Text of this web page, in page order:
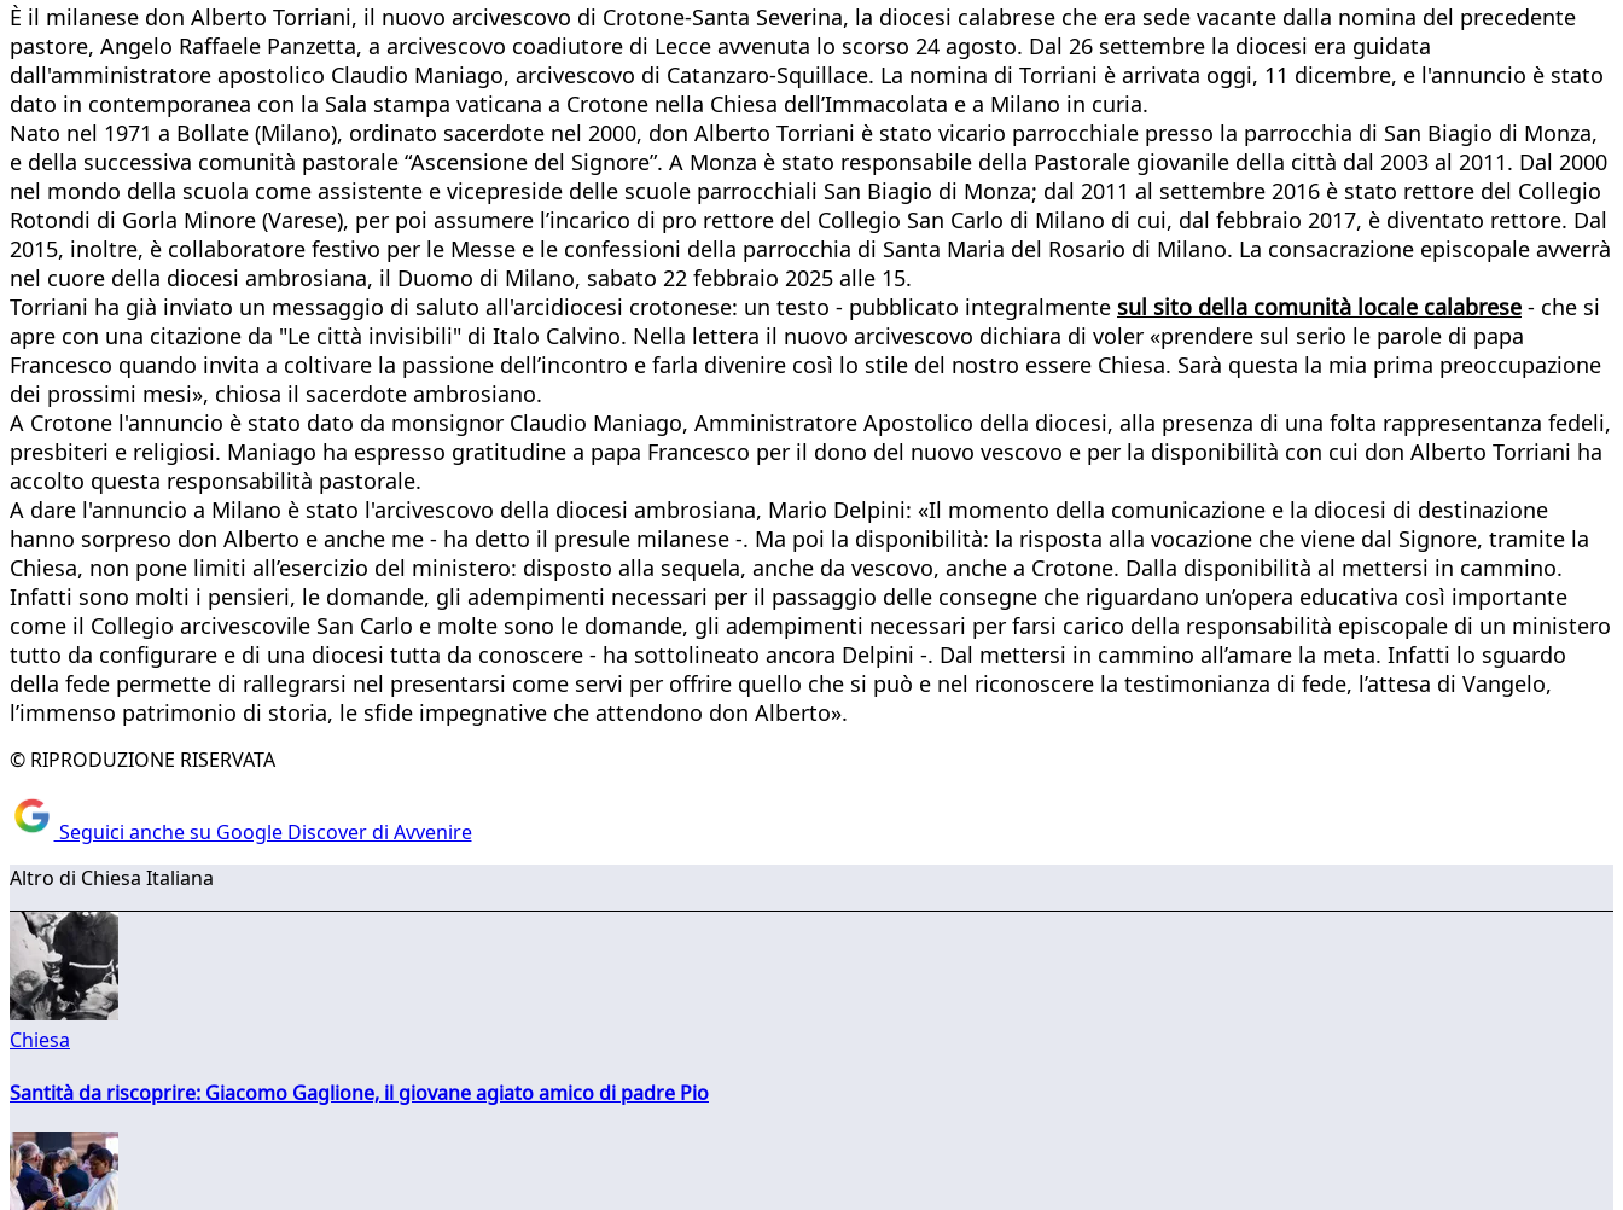
È il milanese don Alberto Torriani, il nuovo arcivescovo di Crotone-Santa Severina, la diocesi calabrese che era sede vacante dalla nomina del precedente
pastore, Angelo Raffaele Panzetta, a arcivescovo coadiutore di Lecce avvenuta lo scorso 24 agosto. Dal 26 settembre la diocesi era guidata
dall'amministratore apostolico Claudio Maniago, arcivescovo di Catanzaro-Squillace. La nomina di Torriani è arrivata oggi, 11 dicembre, e l'annuncio è stato
dato in contemporanea con la Sala stampa vaticana a Crotone nella Chiesa dell’Immacolata e a Milano in curia.
Nato nel 1971 a Bollate (Milano), ordinato sacerdote nel 2000, don Alberto Torriani è stato vicario parrocchiale presso la parrocchia di San Biagio di Monza,
e della successiva comunità pastorale “Ascensione del Signore”. A Monza è stato responsabile della Pastorale giovanile della città dal 2003 al 2011. Dal 2000
nel mondo della scuola come assistente e vicepreside delle scuole parrocchiali San Biagio di Monza; dal 2011 al settembre 2016 è stato rettore del Collegio
Rotondi di Gorla Minore (Varese), per poi assumere l’incarico di pro rettore del Collegio San Carlo di Milano di cui, dal febbraio 2017, è diventato rettore. Dal
2015, inoltre, è collaboratore festivo per le Messe e le confessioni della parrocchia di Santa Maria del Rosario di Milano. La consacrazione episcopale avverrà
nel cuore della diocesi ambrosiana, il Duomo di Milano, sabato 22 febbraio 2025 alle 15.
Torriani ha già inviato un messaggio di saluto all'arcidiocesi crotonese: un testo - pubblicato integralmente sul sito della comunità locale calabrese - che si
apre con una citazione da "Le città invisibili" di Italo Calvino. Nella lettera il nuovo arcivescovo dichiara di voler «prendere sul serio le parole di papa
Francesco quando invita a coltivare la passione dell’incontro e farla divenire così lo stile del nostro essere Chiesa. Sarà questa la mia prima preoccupazione
dei prossimi mesi», chiosa il sacerdote ambrosiano.
A Crotone l'annuncio è stato dato da monsignor Claudio Maniago, Amministratore Apostolico della diocesi, alla presenza di una folta rappresentanza fedeli,
presbiteri e religiosi. Maniago ha espresso gratitudine a papa Francesco per il dono del nuovo vescovo e per la disponibilità con cui don Alberto Torriani ha
accolto questa responsabilità pastorale.
A dare l'annuncio a Milano è stato l'arcivescovo della diocesi ambrosiana, Mario Delpini: «Il momento della comunicazione e la diocesi di destinazione
hanno sorpreso don Alberto e anche me - ha detto il presule milanese -. Ma poi la disponibilità: la risposta alla vocazione che viene dal Signore, tramite la
Chiesa, non pone limiti all’esercizio del ministero: disposto alla sequela, anche da vescovo, anche a Crotone. Dalla disponibilità al mettersi in cammino.
Infatti sono molti i pensieri, le domande, gli adempimenti necessari per il passaggio delle consegne che riguardano un’opera educativa così importante
come il Collegio arcivescovile San Carlo e molte sono le domande, gli adempimenti necessari per farsi carico della responsabilità episcopale di un ministero
tutto da configurare e di una diocesi tutta da conoscere - ha sottolineato ancora Delpini -. Dal mettersi in cammino all’amare la meta. Infatti lo sguardo
della fede permette di rallegrarsi nel presentarsi come servi per offrire quello che si può e nel riconoscere la testimonianza di fede, l’attesa di Vangelo,
l’immenso patrimonio di storia, le sfide impegnative che attendono don Alberto».
© RIPRODUZIONE RISERVATA
Seguici anche su Google Discover di Avvenire
Altro di Chiesa Italiana
Chiesa
Santità da riscoprire: Giacomo Gaglione, il giovane agiato amico di padre Pio